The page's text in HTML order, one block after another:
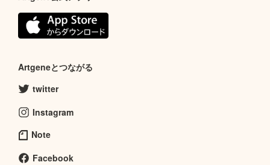
Artgeneとつながる
twitter
Instagram
Note
Facebook